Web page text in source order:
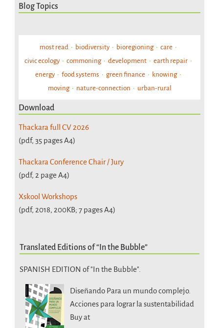
Blog Topics
most read biodiversity bioregioning
care
civic ecology
commoning development
earth repair
energy
food systems green finance
knowing
moving
nature-connection urban-rural
Download
Thackara full CV 2026
(pdf, 35 pages A4)
Thackara Conference Chair / Jury
(pdf, 2 page A4)
Xskool Workshops
(pdf, 2018, 200KB; 7 pages A4)
Translated Editions of “In the Bubble”
SPANISH EDITION of "In the Bubble".
Diseñando Para un mundo complejo.
Acciones para lograr la sustentabilidad
Buy at